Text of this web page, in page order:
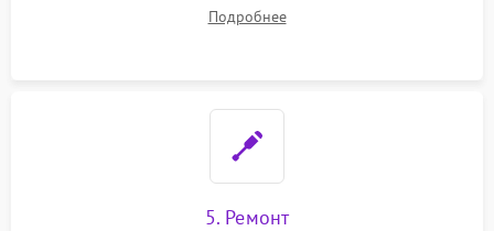
Подробнее
5. Ремонт